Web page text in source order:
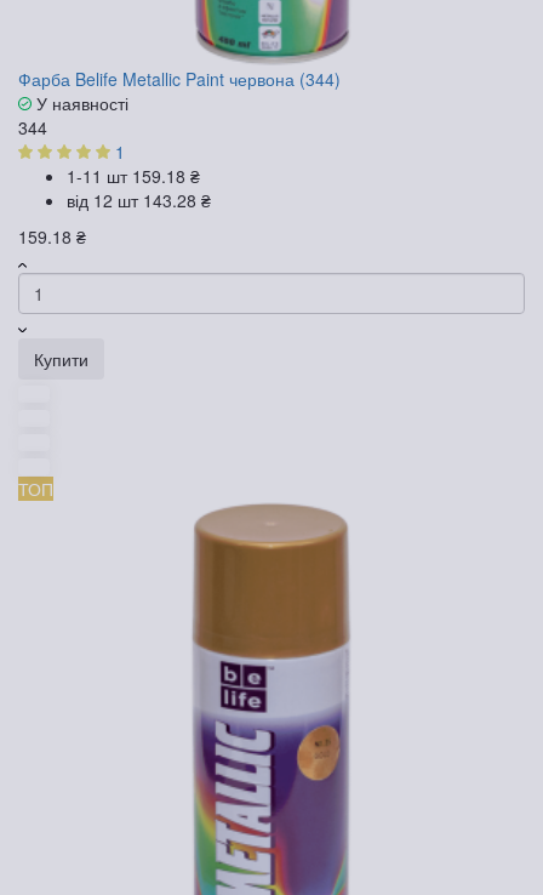
Фарба Belife Metallic Paint червона (344)
У наявності
344
1
1-11 шт 159.18 ₴
від 12 шт 143.28 ₴
159.18 ₴
Купити
ТОП